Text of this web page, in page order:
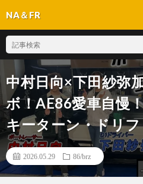
NA＆FR
中村日向×下田紗弥
ボ！AE86愛車自慢
キーターン・ドリ
2026.05.29 86/brz